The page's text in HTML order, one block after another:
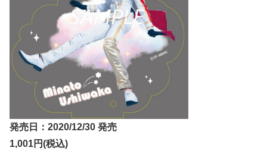
発売日：2020/12/30 発売
1,001円(税込)